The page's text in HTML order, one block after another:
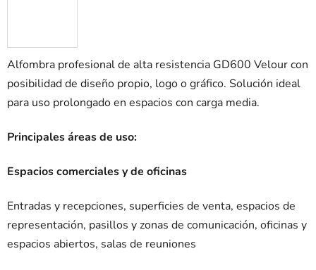
Alfombra profesional de alta resistencia GD600 Velour con
posibilidad de diseño propio, logo o gráfico. Solución ideal
para uso prolongado en espacios con carga media.
Principales áreas de uso:
Espacios comerciales y de oficinas
Entradas y recepciones, superficies de venta, espacios de
representación, pasillos y zonas de comunicación, oficinas y
espacios abiertos, salas de reuniones